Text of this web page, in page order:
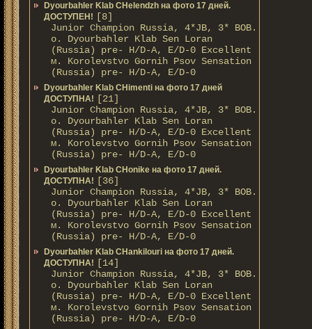
Dyourbahler Klab CHelendzh на фото 17 дней.
ДОСТУПЕН!
[8]
Junior Champion Russia, 4*JB, 3* BOB.
о. Dyourbahler Klab Sen Loran
(Russia) pre- H/D-A, E/D-0 Excellent
м. Korolevstvo Gornih Psov Sensation
(Russia) pre- H/D-A, E/D-0
Dyourbahler Klab CHimenti на фото 17 дней
ДОСТУПНА!
[21]
Junior Champion Russia, 4*JB, 3* BOB.
о. Dyourbahler Klab Sen Loran
(Russia) pre- H/D-A, E/D-0 Excellent
м. Korolevstvo Gornih Psov Sensation
(Russia) pre- H/D-A, E/D-0
Dyourbahler Klab CHonike на фото 17 дней.
ДОСТУПНА!
[36]
Junior Champion Russia, 4*JB, 3* BOB.
о. Dyourbahler Klab Sen Loran
(Russia) pre- H/D-A, E/D-0 Excellent
м. Korolevstvo Gornih Psov Sensation
(Russia) pre- H/D-A, E/D-0
Dyourbahler Klab CHankilouri на фото 17 дней.
ДОСТУПНА!
[14]
Junior Champion Russia, 4*JB, 3* BOB.
о. Dyourbahler Klab Sen Loran
(Russia) pre- H/D-A, E/D-0 Excellent
м. Korolevstvo Gornih Psov Sensation
(Russia) pre- H/D-A, E/D-0